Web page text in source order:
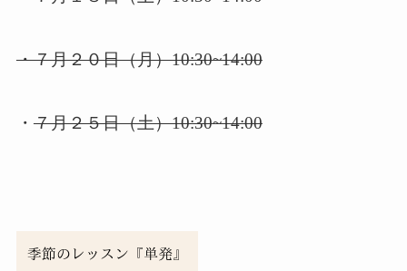
・７月２０日（月）10:30~14:00
・ ７月２５日（土）10:30~14:00